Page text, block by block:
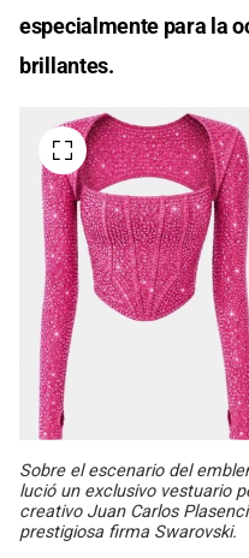
especialmente para la
brillantes.
Sobre el escenario del
lució un exclusivo vestuario
creativo Juan Carlos
prestigiosa firma Swarovski.